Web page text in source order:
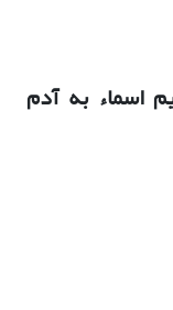
اسماء به آدم